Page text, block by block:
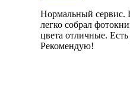
Нормальный сервис.
легко собрал
цвета отличные.
Рекомендую!